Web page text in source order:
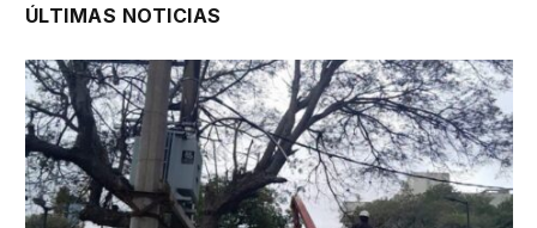
ÚLTIMAS NOTICIAS